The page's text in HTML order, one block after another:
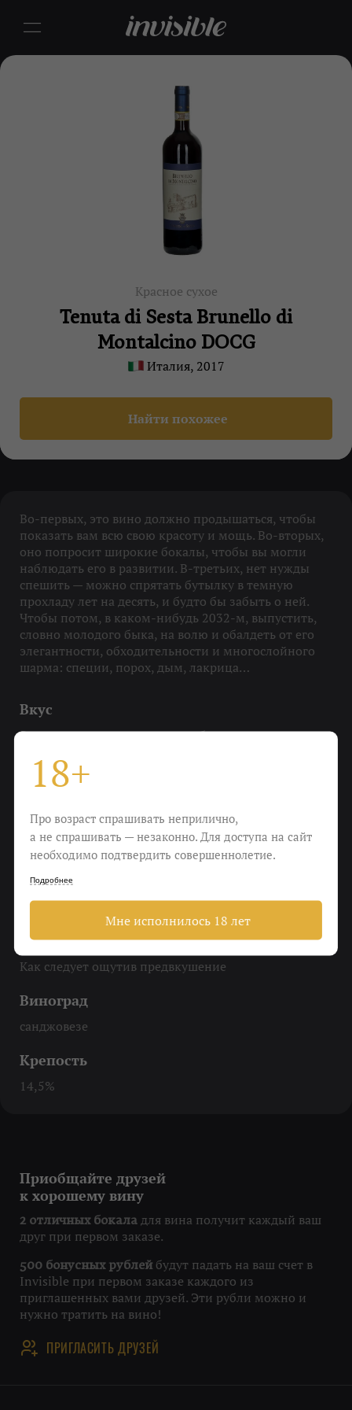
Красное сухое
Tenuta di Sesta Brunello di
Montalcino DOCG
Италия, 2017
Найти похожее
Во-первых, это вино должно продышаться, чтобы
показать вам всю свою красоту и мощь. Во-вторых,
оно попросит широкие бокалы, чтобы вы могли
наблюдать его в развитии. В-третьих, нет нужды
спешить — можно спрятать бутылку в темную
прохладу лет на десять, и будто бы забыть о ней.
Чтобы потом, в каком-нибудь 2032-м, выпустить,
словно молодого быка, на волю и обалдеть от его
элегантности, обходительности и многослойного
шарма: специи, порох, дым, лакрица…
Вкус
Вяленая вишня, корица, кедр, бальзамико,
слива, специи, умами
До 16-18 градусов
Еда
Карпаччо из говядины, ростбиф с кровью,
флорентийский стейк сухого вызревания
Пить
Как следует ощутив предвкушение
Виноград
санджовезе
Крепость
14,5%
Приобщайте друзей
к хорошему вину
2 отличных бокала для вина получит каждый ваш
друг при первом заказе.
500 бонусных рублей будут падать на ваш счет в
Invisible при первом заказе каждого из
приглашенных вами друзей. Эти рубли можно и
нужно тратить на вино!
ПРИГЛАСИТЬ ДРУЗЕЙ
18+
Про возраст спрашивать неприлично,
а не спрашивать — незаконно. Для доступа на сайт
необходимо подтвердить совершеннолетие.
Подробнее
Мне исполнилось 18 лет